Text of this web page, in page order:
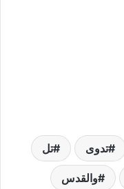
تدوى تل
والقدس